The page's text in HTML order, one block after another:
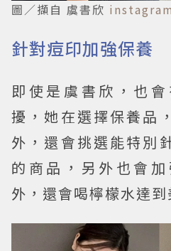
圖／擷自 虞書欣 instagram
針對痘印加強保養
即使是虞書欣，也
擾，她在選擇保養品
外，還會挑選能特別
的商品，另外也會
外，還會喝檸檬水達到